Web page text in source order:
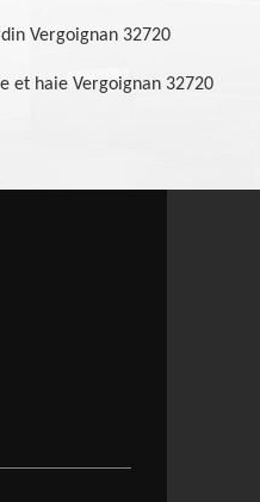
Vergoignan 32720
et haie Vergoignan 32720